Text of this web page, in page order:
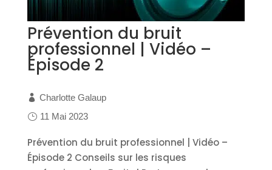
Prévention du bruit
professionnel | Vidéo –
Épisode 2
Charlotte Galaup
11 Mai 2023
Prévention du bruit professionnel | Vidéo –
Épisode 2 Conseils sur les risques